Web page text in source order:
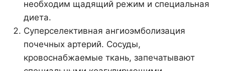
необходим щадящий режим и специальная
диета.
Суперселективная ангиоэмболизация
почечных артерий. Сосуды,
кровоснабжаемые ткань, запечатывают